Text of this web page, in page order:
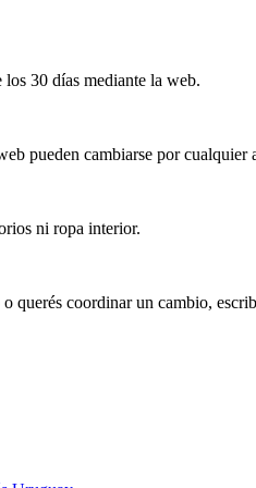
los 30 días mediante la web.
pueden cambiarse por
ni ropa interior.
o querés coordinar un cambio,